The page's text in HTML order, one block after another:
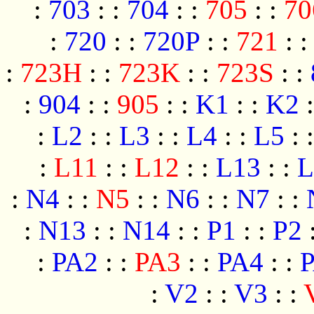
: 703 : : 704 : : 705 : :
: 720 : : 720P: : 721 : :
: 723H : : 723K : : 723S : :
: 904 : : 905 : : K1 : : K2 :
: L2 : : L3 : : L4 : : L5 :
: L11 : : L12 : : L13 : :
: N4 : : N5 : : N6 : : N7 : :
: N13 : : N14 : : P1 : : P2
: PA2 : : PA3 : : PA4 : :
: V2 : : V3 : :